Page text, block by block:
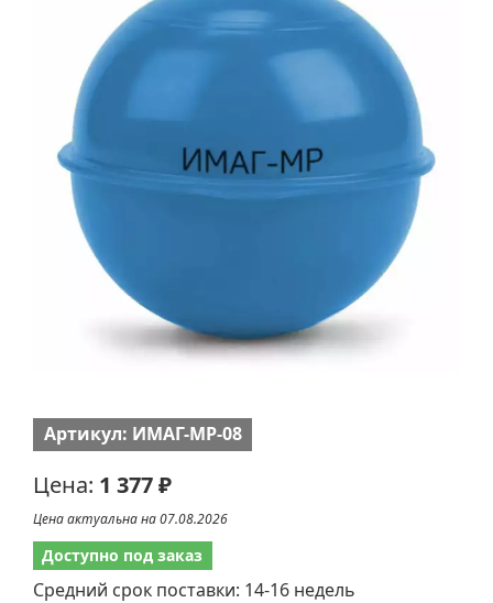
Артикул: ИМАГ-MP-08
Цена: 1 377 ₽
Цена актуальна на 07.08.2026
Доступно под заказ
Средний срок поставки: 14-16 недель